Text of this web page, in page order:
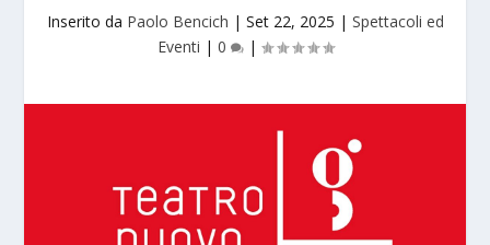
Inserito da Paolo Bencich | Set 22, 2025 | Spettacoli ed
Eventi | 0 |